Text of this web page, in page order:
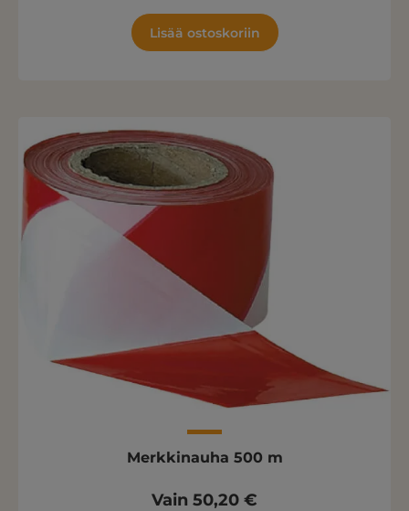
Lisää ostoskoriin
Merkkinauha 500 m
Vain 50,20 €